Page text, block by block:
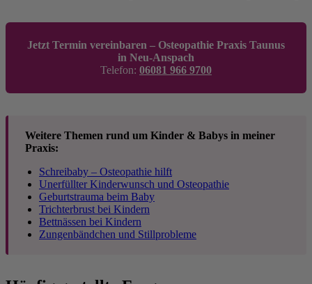
Jetzt Termin vereinbaren – Osteopathie Praxis Taunus
in Neu-Anspach
Telefon: 06081 966 9700
Weitere Themen rund um Kinder & Babys in meiner
Praxis:
Schreibaby – Osteopathie hilft
Unerfüllter Kinderwunsch und Osteopathie
Geburtstrauma beim Baby
Trichterbrust bei Kindern
Bettnässen bei Kindern
Zungenbändchen und Stillprobleme